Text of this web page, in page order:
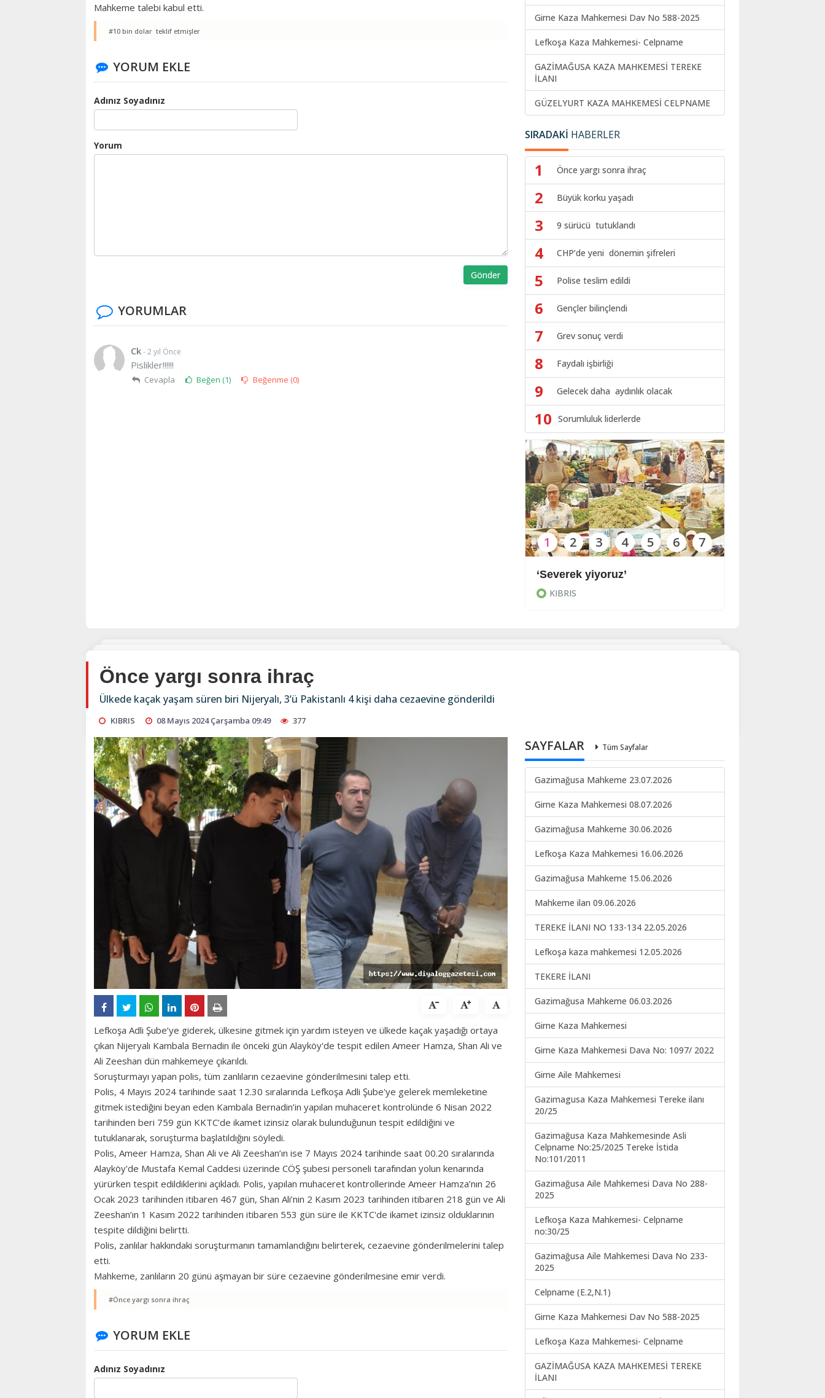
Mahkeme talebi kabul etti.
#10 bin dolar teklif etmişler
YORUM EKLE
Adınız Soyadınız
Yorum
Gönder
YORUMLAR
Ck- 2 yıl Önce
Pislikler!!!!!!
Cevapla Beğen (1) Beğenme (0)
Girne Kaza Mahkemesi Dav No 588-2025
Lefkoşa Kaza Mahkemesi- Celpname
GAZİMAĞUSA KAZA MAHKEMESİ TEREKE
İLANI
GÜZELYURT KAZA MAHKEMESİ CELPNAME
SIRADAKİ HABERLER
1 Önce yargı sonra ihraç
2 Büyük korku yaşadı
3 9 sürücü tutuklandı
4 CHP’de yeni dönemin şifreleri
5 Polise teslim edildi
6 Gençler bilinçlendi
7 Grev sonuç verdi
8 Faydalı işbirliği
9 Gelecek daha aydınlık olacak
10 Sorumluluk liderlerde
‘Severek yiyoruz’
KIBRIS
1 2 3 4 5 6 7
Önce yargı sonra ihraç
Ülkede kaçak yaşam süren biri Nijeryalı, 3’ü Pakistanlı 4 kişi daha cezaevine gönderildi
KIBRIS 08 Mayıs 2024 Çarşamba 09:49 377
Lefkoşa Adli Şube’ye giderek, ülkesine gitmek için yardım isteyen ve ülkede kaçak yaşadığı ortaya
çıkan Nijeryalı Kambala Bernadin ile önceki gün Alayköy'de tespit edilen Ameer Hamza, Shan Ali ve
Ali Zeeshan dün mahkemeye çıkarıldı.
Soruşturmayı yapan polis, tüm zanlıların cezaevine gönderilmesini talep etti.
Polis, 4 Mayıs 2024 tarihinde saat 12.30 sıralarında Lefkoşa Adli Şube'ye gelerek memleketine
gitmek istediğini beyan eden Kambala Bernadin’in yapılan muhaceret kontrolünde 6 Nisan 2022
tarihinden beri 759 gün KKTC’de ikamet izinsiz olarak bulunduğunun tespit edildiğini ve
tutuklanarak, soruşturma başlatıldığını söyledi.
Polis, Ameer Hamza, Shan Ali ve Ali Zeeshan’ın ise 7 Mayıs 2024 tarihinde saat 00.20 sıralarında
Alayköy'de Mustafa Kemal Caddesi üzerinde CÖŞ şubesi personeli tarafından yolun kenarında
yürürken tespit edildiklerini açıkladı. Polis, yapılan muhaceret kontrollerinde Ameer Hamza’nın 26
Ocak 2023 tarihinden itibaren 467 gün, Shan Ali’nin 2 Kasım 2023 tarihinden itibaren 218 gün ve Ali
Zeeshan’ın 1 Kasım 2022 tarihinden itibaren 553 gün süre ile KKTC'de ikamet izinsiz olduklarının
tespite dildiğini belirtti.
Polis, zanlılar hakkındaki soruşturmanın tamamlandığını belirterek, cezaevine gönderilmelerini talep
etti.
Mahkeme, zanlıların 20 günü aşmayan bir süre cezaevine gönderilmesine emir verdi.
#Önce yargı sonra ihraç
YORUM EKLE
Adınız Soyadınız
SAYFALAR Tüm Sayfalar
Gazimağusa Mahkeme 23.07.2026
Girne Kaza Mahkemesi 08.07.2026
Gazimağusa Mahkeme 30.06.2026
Lefkoşa Kaza Mahkemesi 16.06.2026
Gazimağusa Mahkeme 15.06.2026
Mahkeme ilan 09.06.2026
TEREKE İLANI NO 133-134 22.05.2026
Lefkoşa kaza mahkemesi 12.05.2026
TEKERE İLANI
Gazimağusa Mahkeme 06.03.2026
Girne Kaza Mahkemesi
Girne Kaza Mahkemesi Dava No: 1097/ 2022
Girne Aile Mahkemesi
Gazimagusa Kaza Mahkemesi Tereke ilanı
20/25
Gazimağusa Kaza Mahkemesinde Asli
Celpname No:25/2025 Tereke İstida
No:101/2011
Gazimağusa Aile Mahkemesi Dava No 288-
2025
Lefkoşa Kaza Mahkemesi- Celpname
no:30/25
Gazimağusa Aile Mahkemesi Dava No 233-
2025
Celpname (E.2,N.1)
Girne Kaza Mahkemesi Dav No 588-2025
Lefkoşa Kaza Mahkemesi- Celpname
GAZİMAĞUSA KAZA MAHKEMESİ TEREKE
İLANI